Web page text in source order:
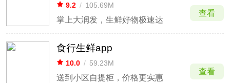
9.2 / 105.69M
掌上大润发，生鲜好物极速达
查看
食行生鲜app
10.0 / 59.23M
送到小区自提柜，价格更实惠
查看